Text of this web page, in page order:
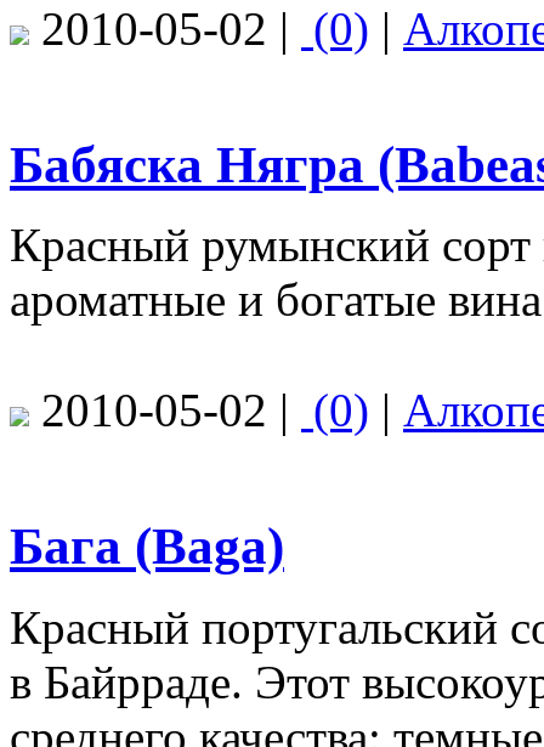
2010-05-02 | (0) |
Бабяска Нягра
Красный румынский сорт
ароматные и богатые
2010-05-02 | (0) |
Бага (Baga)
Красный португальский
в Байрраде. Этот